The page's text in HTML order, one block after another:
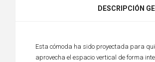
DESCRIPCIÓN
Esta cómoda ha sido proyectada para
aprovecha el espacio vertical de forma